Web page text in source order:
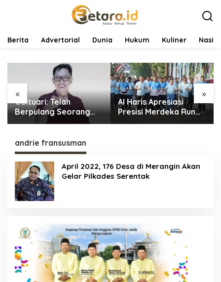
Berita Advertorial Dunia Hukum Kuliner
« »
Obituari: Telah
Berpulang Seorang
Wartawan Senior
Farmansyah Atau Hery
Rawas
Al Haris Apresiasi
Presisi Merdeka Run
2026: Ajang Olahraga
andrie fransusman
April 2022, 176 Desa di Merangin Akan
Gelar Pilkades Serentak